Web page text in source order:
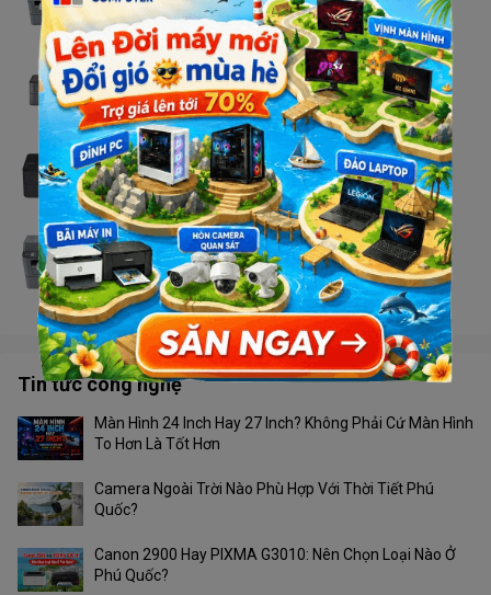
Liên hệ
Máy in Brother HL - L2321D
Liên hệ
Máy in Brother HL - L2366DW
Liên hệ
Máy in Brother MFC - 2701DW
Liên hệ
Tin tức công nghệ
Màn Hình 24 Inch Hay 27 Inch? Không Phải Cứ Màn Hình
To Hơn Là Tốt Hơn
Camera Ngoài Trời Nào Phù Hợp Với Thời Tiết Phú
Quốc?
Canon 2900 Hay PIXMA G3010: Nên Chọn Loại Nào Ở
Phú Quốc?